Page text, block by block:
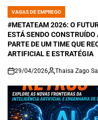
POSTED
IN
VAGAS DE EMPREGO
#METATEAM 2026: O
ESTÁ SENDO
PARTE DE UM TIME QUE
ARTIFICIAL E ESTRATÉGIA
on
29/04/2026 Thaisa Zago